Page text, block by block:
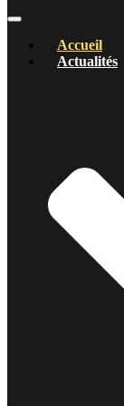
Accueil
Actualités